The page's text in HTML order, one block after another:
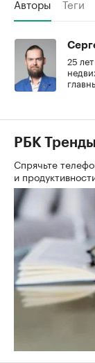
25
РБК Тренды
Спрячьте
и